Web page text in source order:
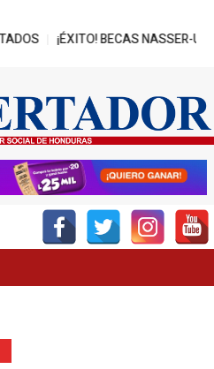
¡ÉXITO! BECAS NASSER-UNITEC